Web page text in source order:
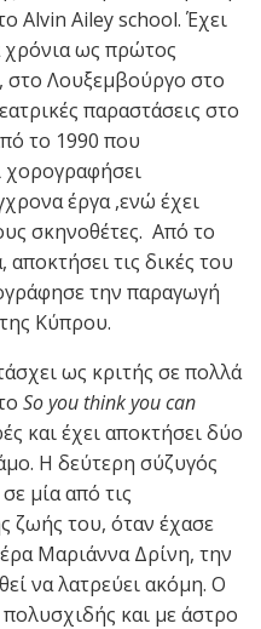
Alvin Ailey school. Έχει
χρόνια ως πρώτος
στο Λουξεμβούργο στο
παραστάσεις στο
το 1990 που
χορογραφήσει
έργα ,ενώ έχει
σκηνοθέτες. Από το
τις δικές του
την παραγωγή
Κύπρου.
ως κριτής σε πολλά
So you think you can
και έχει αποκτήσει δύο
Η δεύτερη σύζυγός
μία από τις
ζωής του, όταν έχασε
Μαριάννα Δρίνη, την
να λατρεύει ακόμη. Ο
και με άστρο